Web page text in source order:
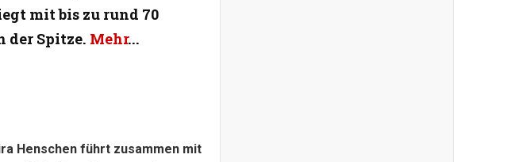
mit bis zu rund 70
der Spitze. Mehr...
Henschen führt zusammen mit